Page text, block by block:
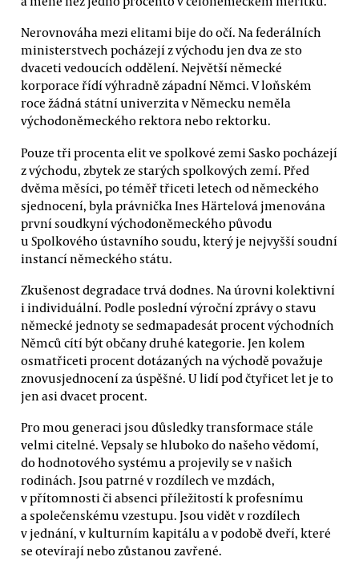
Nerovnováha mezi elitami bije do očí. Na federálních
ministerstvech pocházejí z východu jen dva ze sto
dvaceti vedoucích oddělení. Největší německé
korporace řídí výhradně západní Němci. V loňském
roce žádná státní univerzita v Německu neměla
východoněmeckého rektora nebo rektorku.
Pouze tři procenta elit ve spolkové zemi Sasko pocházejí
z východu, zbytek ze starých spolkových zemí. Před
dvěma měsíci, po téměř třiceti letech od německého
sjednocení, byla právnička Ines Härtelová jmenována
první soudkyní východoněmeckého původu
u Spolkového ústavního soudu, který je nejvyšší soudní
instancí německého státu.
Zkušenost degradace trvá dodnes. Na úrovni kolektivní
i individuální. Podle poslední výroční zprávy o stavu
německé jednoty se sedmapadesát procent východních
Němců cítí být občany druhé kategorie. Jen kolem
osmatřiceti procent dotázaných na východě považuje
znovusjednocení za úspěšné. U lidí pod čtyřicet let je to
jen asi dvacet procent.
Pro mou generaci jsou důsledky transformace stále
velmi citelné. Vepsaly se hluboko do našeho vědomí,
do hodnotového systému a projevily se v našich
rodinách. Jsou patrné v rozdílech ve mzdách,
v přítomnosti či absenci příležitostí k profesnímu
a společenskému vzestupu. Jsou vidět v rozdílech
v jednání, v kulturním kapitálu a v podobě dveří, které
se otevírají nebo zůstanou zavřené.